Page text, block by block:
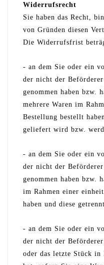
Widerrufsrecht
Sie haben das Recht,
von Gründen diesen
Die Widerrufsfrist
- an dem Sie oder ein
der nicht der
genommen haben bzw.
mehrere Waren im
Bestellung bestellt
geliefert wird bzw.
- an dem Sie oder ein
der nicht der
genommen haben bzw.
im Rahmen einer
haben und diese
- an dem Sie oder ein
der nicht der
oder das letzte Stück in